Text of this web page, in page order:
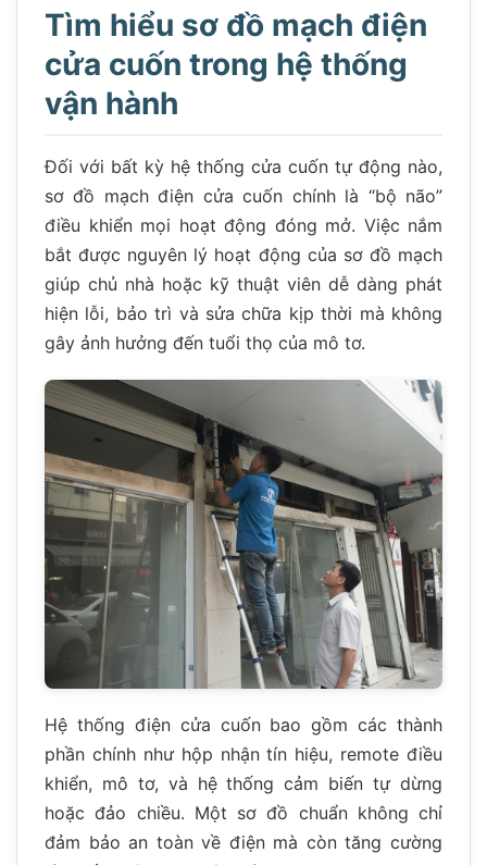
Tìm hiểu sơ đồ mạch điện
cửa cuốn trong hệ thống
vận hành
Đối với bất kỳ hệ thống cửa cuốn tự động nào,
sơ đồ mạch điện cửa cuốn chính là “bộ não”
điều khiển mọi hoạt động đóng mở. Việc nắm
bắt được nguyên lý hoạt động của sơ đồ mạch
giúp chủ nhà hoặc kỹ thuật viên dễ dàng phát
hiện lỗi, bảo trì và sửa chữa kịp thời mà không
gây ảnh hưởng đến tuổi thọ của mô tơ.
Hệ thống điện cửa cuốn bao gồm các thành
phần chính như hộp nhận tín hiệu, remote điều
khiển, mô tơ, và hệ thống cảm biến tự dừng
hoặc đảo chiều. Một sơ đồ chuẩn không chỉ
đảm bảo an toàn về điện mà còn tăng cường